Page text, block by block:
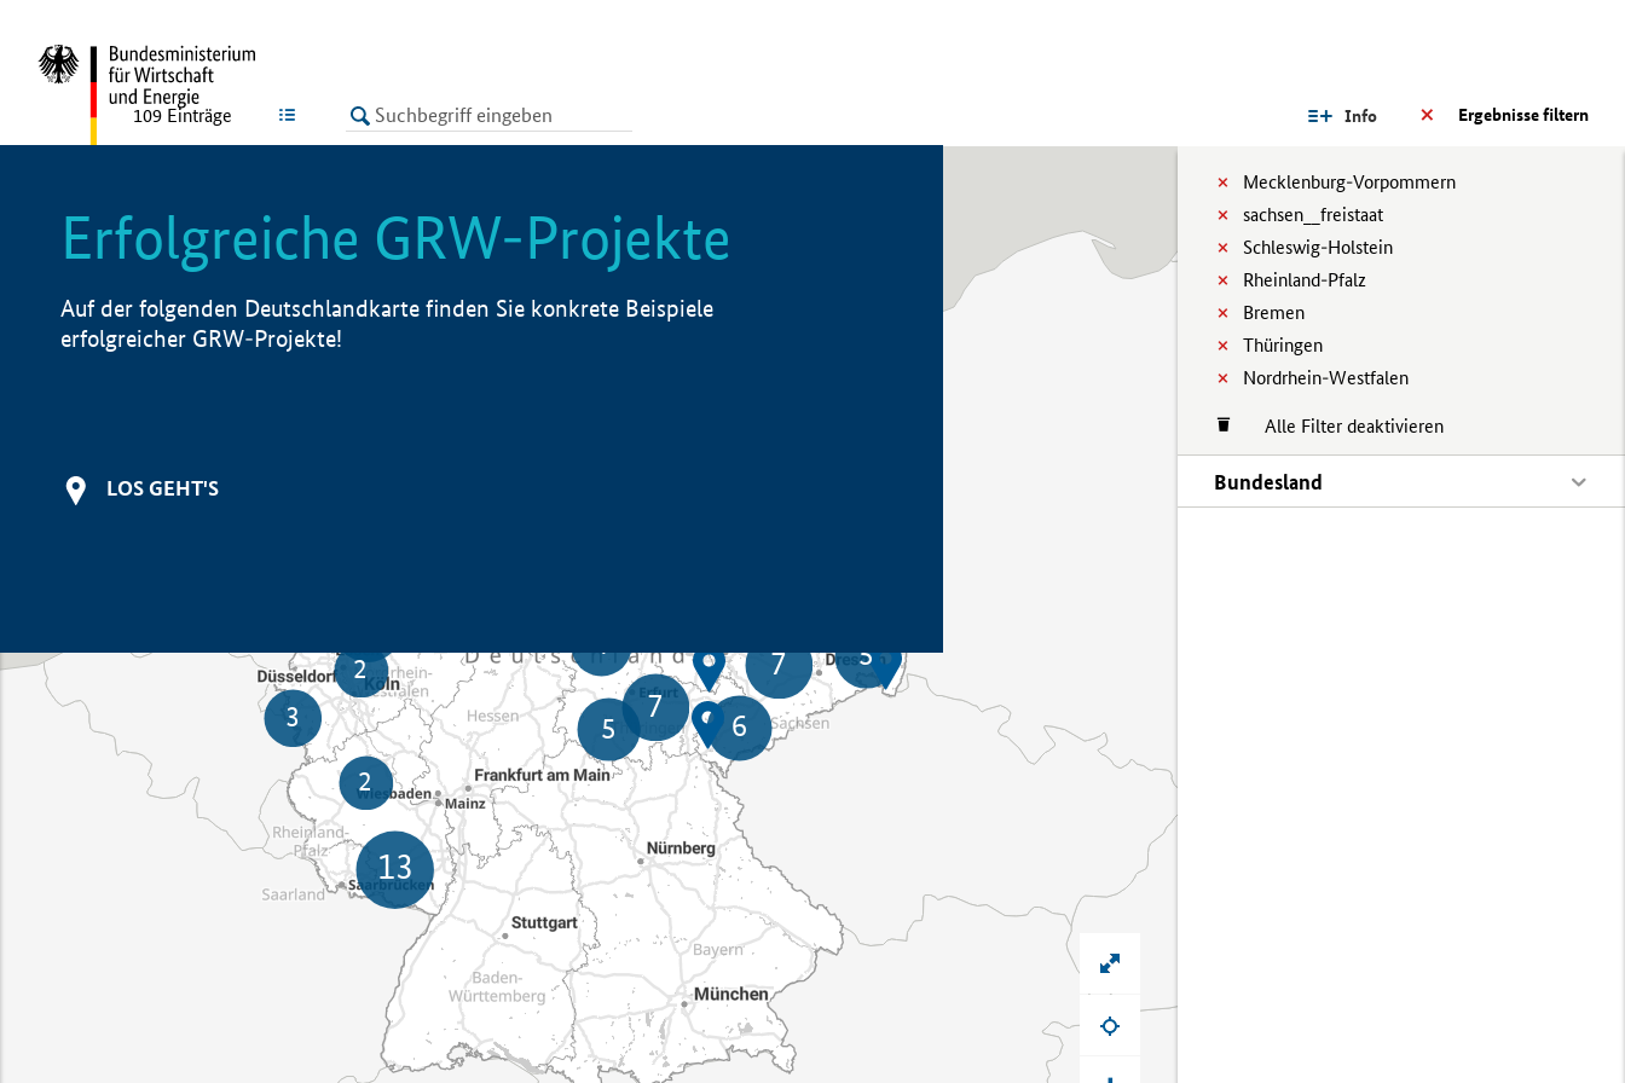
LISTE Ergebnisse filtern
Info
Mecklenburg-Vorpommern
sachsen__freistaat
Schleswig-Holstein
Rheinland-Pfalz
Bremen
Thüringen
Nordrhein-Westfalen
Alle Filter deaktivieren
Bundesland
109 Einträge
Erfolgreiche GRW-Projekte
Auf der folgenden Deutschlandkarte finden Sie konkrete Beispiele
erfolgreicher GRW-Projekte!
LOS GEHT'S